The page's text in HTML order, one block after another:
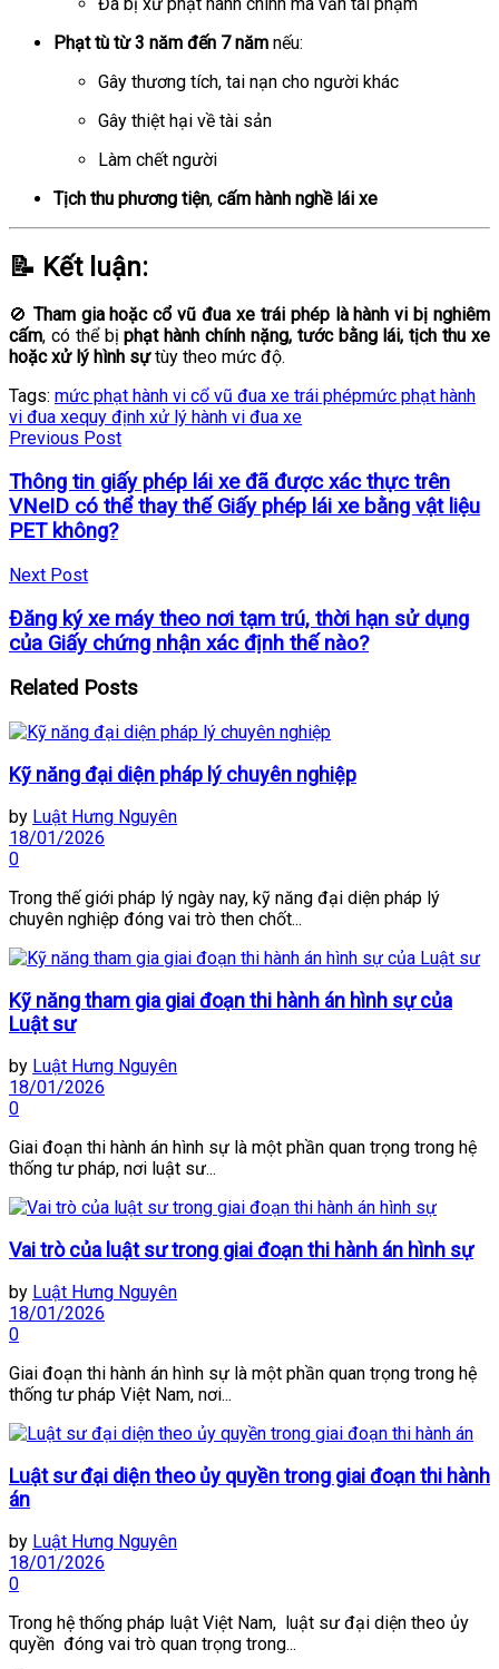
Phạt tù từ 3 năm đến 7 năm nếu:
Gây thương tích, tai nạn cho người khác
Gây thiệt hại về tài sản
Làm chết người
Tịch thu phương tiện, cấm hành nghề lái xe
📝 Kết luận:
🚫 Tham gia hoặc cổ vũ đua xe trái phép là hành vi bị nghiêm
cấm, có thể bịphạt hành chính nặng, tước bằng lái, tịch thu xe
hoặc xử lý hình sựtùy theo mức độ.
Tags: mức phạt hành vi cổ vũ đua xe trái phépmức phạt hành
vi đua xequy định xử lý hành vi đua xe
Previous Post
Thông tin giấy phép lái xe đã được xác thực trên
VNeID có thể thay thế Giấy phép lái xe bằng vật liệu
PET không?
Next Post
Đăng ký xe máy theo nơi tạm trú, thời hạn sử dụng
của Giấy chứng nhận xác định thế nào?
Related Posts
Kỹ năng đại diện pháp lý chuyên nghiệp
by Luật Hưng Nguyên
18/01/2026
0
Trong thế giới pháp lý ngày nay, kỹ năng đại diện pháp lý
chuyên nghiệp đóng vai trò then chốt...
Kỹ năng tham gia giai đoạn thi hành án hình sự của
Luật sư
by Luật Hưng Nguyên
18/01/2026
0
Giai đoạn thi hành án hình sự là một phần quan trọng trong hệ
thống tư pháp, nơi luật sư...
Vai trò của luật sư trong giai đoạn thi hành án hình sự
by Luật Hưng Nguyên
18/01/2026
0
Giai đoạn thi hành án hình sự là một phần quan trọng trong hệ
thống tư pháp Việt Nam, nơi...
Luật sư đại diện theo ủy quyền trong giai đoạn thi hành
án
by Luật Hưng Nguyên
18/01/2026
0
Trong hệ thống pháp luật Việt Nam, luật sư đại diện theo ủy
quyền đóng vai trò quan trọng trong...